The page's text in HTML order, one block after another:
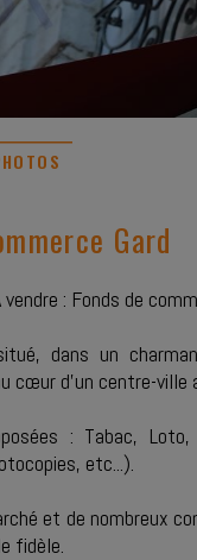
Gard
: Fonds de
dans un
cœur d'un centre-ville
: Tabac,
etc...).
et de nombreux
fidèle.